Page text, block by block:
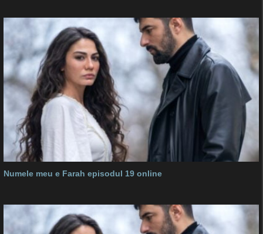
Numele meu e Farah episodul 19 online